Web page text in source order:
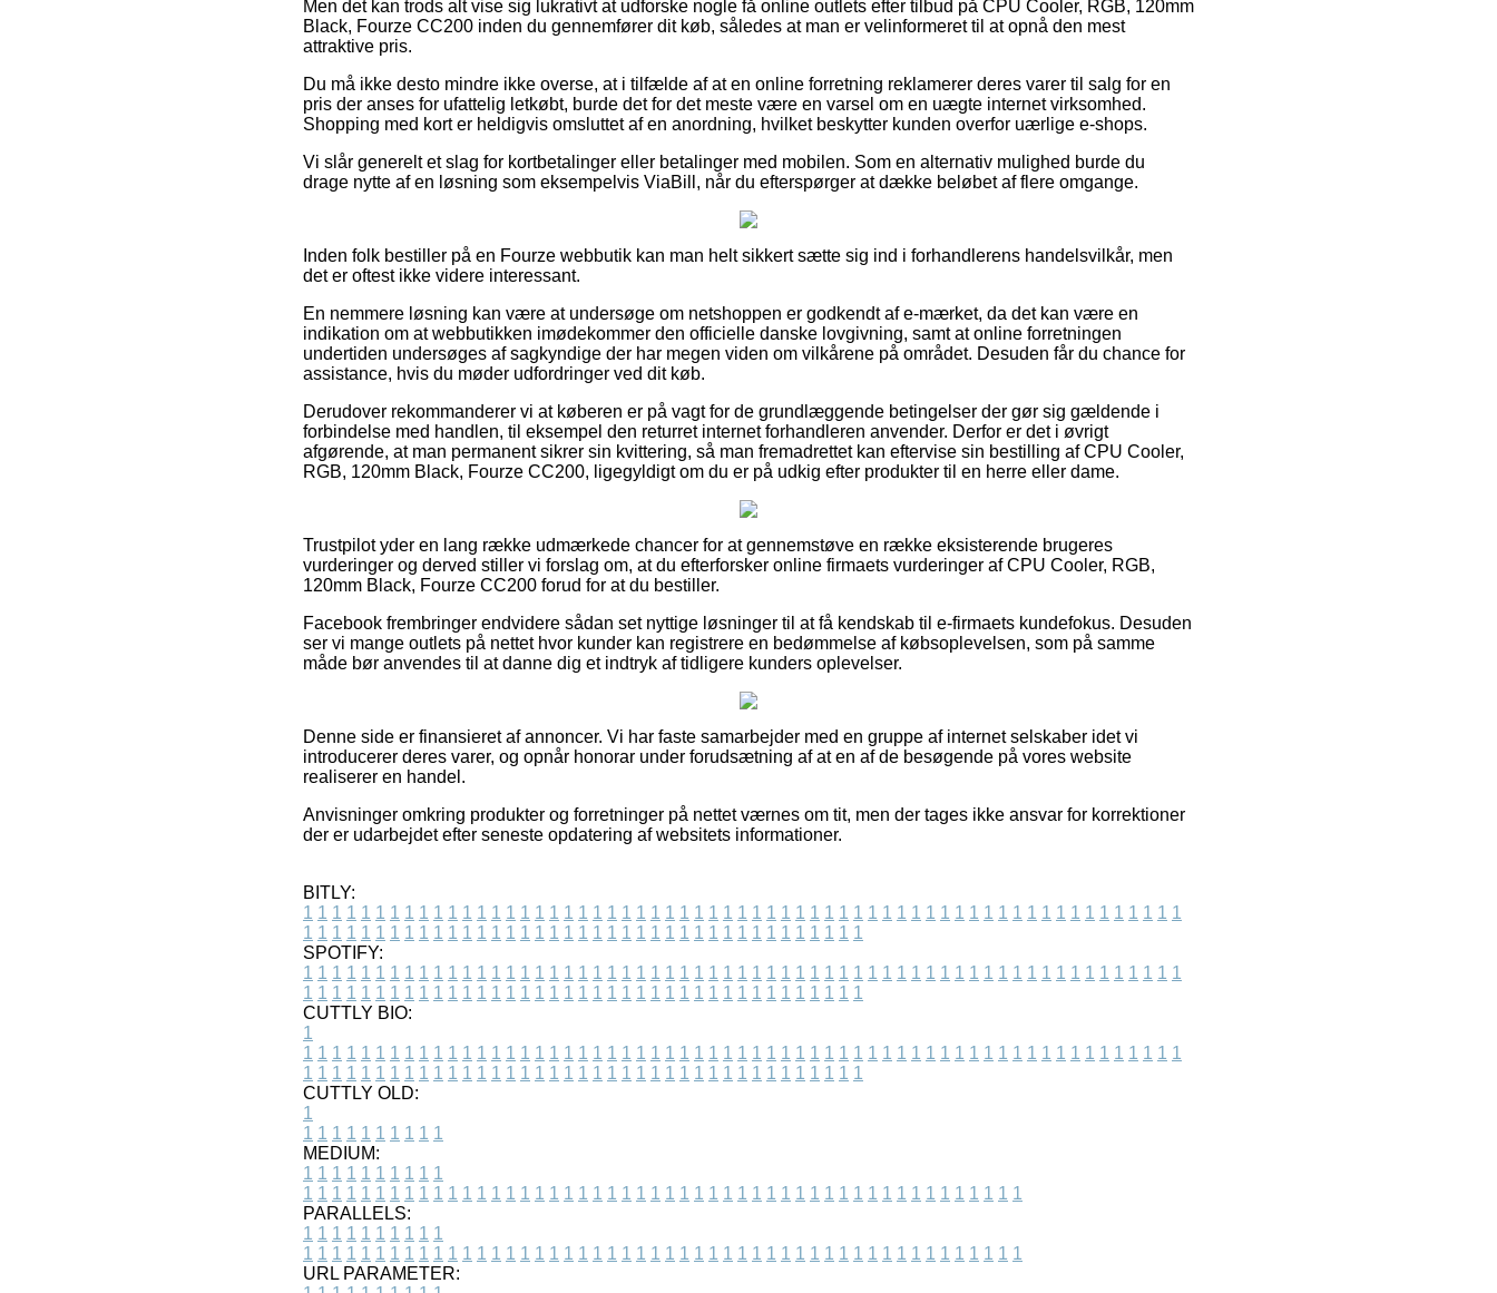
Men det kan trods alt vise sig lukrativt at udforske nogle få online outlets efter tilbud på CPU Cooler, RGB, 120mm
Black, Fourze CC200 inden du gennemfører dit køb, således at man er velinformeret til at opnå den mest
attraktive pris.
Du må ikke desto mindre ikke overse, at i tilfælde af at en online forretning reklamerer deres varer til salg for en
pris der anses for ufattelig letkøbt, burde det for det meste være en varsel om en uægte internet virksomhed.
Shopping med kort er heldigvis omsluttet af en anordning, hvilket beskytter kunden overfor uærlige e-shops.
Vi slår generelt et slag for kortbetalinger eller betalinger med mobilen. Som en alternativ mulighed burde du
drage nytte af en løsning som eksempelvis ViaBill, når du efterspørger at dække beløbet af flere omgange.
Inden folk bestiller på en Fourze webbutik kan man helt sikkert sætte sig ind i forhandlerens handelsvilkår, men
det er oftest ikke videre interessant.
En nemmere løsning kan være at undersøge om netshoppen er godkendt af e-mærket, da det kan være en
indikation om at webbutikken imødekommer den officielle danske lovgivning, samt at online forretningen
undertiden undersøges af sagkyndige der har megen viden om vilkårene på området. Desuden får du chance for
assistance, hvis du møder udfordringer ved dit køb.
Derudover rekommanderer vi at køberen er på vagt for de grundlæggende betingelser der gør sig gældende i
forbindelse med handlen, til eksempel den returret internet forhandleren anvender. Derfor er det i øvrigt
afgørende, at man permanent sikrer sin kvittering, så man fremadrettet kan eftervise sin bestilling af CPU Cooler,
RGB, 120mm Black, Fourze CC200, ligegyldigt om du er på udkig efter produkter til en herre eller dame.
Trustpilot yder en lang række udmærkede chancer for at gennemstøve en række eksisterende brugeres
vurderinger og derved stiller vi forslag om, at du efterforsker online firmaets vurderinger af CPU Cooler, RGB,
120mm Black, Fourze CC200 forud for at du bestiller.
Facebook frembringer endvidere sådan set nyttige løsninger til at få kendskab til e-firmaets kundefokus. Desuden
ser vi mange outlets på nettet hvor kunder kan registrere en bedømmelse af købsoplevelsen, som på samme
måde bør anvendes til at danne dig et indtryk af tidligere kunders oplevelser.
Denne side er finansieret af annoncer. Vi har faste samarbejder med en gruppe af internet selskaber idet vi
introducerer deres varer, og opnår honorar under forudsætning af at en af de besøgende på vores website
realiserer en handel.
Anvisninger omkring produkter og forretninger på nettet værnes om tit, men der tages ikke ansvar for korrektioner
der er udarbejdet efter seneste opdatering af websitets informationer.
BITLY:
1 1 1 1 1 1 1 1 1 1 1 1 1 1 1 1 1 1 1 1 1 1 1 1 1 1 1 1 1 1 1 1 1 1 1 1 1 1 1 1 1 1 1 1 1 1 1 1 1 1 1 1 1 1 1 1 1 1 1 1 1
1 1 1 1 1 1 1 1 1 1 1 1 1 1 1 1 1 1 1 1 1 1 1 1 1 1 1 1 1 1 1 1 1 1 1 1 1 1 1
SPOTIFY:
1 1 1 1 1 1 1 1 1 1 1 1 1 1 1 1 1 1 1 1 1 1 1 1 1 1 1 1 1 1 1 1 1 1 1 1 1 1 1 1 1 1 1 1 1 1 1 1 1 1 1 1 1 1 1 1 1 1 1 1 1
1 1 1 1 1 1 1 1 1 1 1 1 1 1 1 1 1 1 1 1 1 1 1 1 1 1 1 1 1 1 1 1 1 1 1 1 1 1 1
CUTTLY BIO:
1
1 1 1 1 1 1 1 1 1 1 1 1 1 1 1 1 1 1 1 1 1 1 1 1 1 1 1 1 1 1 1 1 1 1 1 1 1 1 1 1 1 1 1 1 1 1 1 1 1 1 1 1 1 1 1 1 1 1 1 1 1
1 1 1 1 1 1 1 1 1 1 1 1 1 1 1 1 1 1 1 1 1 1 1 1 1 1 1 1 1 1 1 1 1 1 1 1 1 1 1
CUTTLY OLD:
1
1 1 1 1 1 1 1 1 1 1
MEDIUM:
1 1 1 1 1 1 1 1 1 1
1 1 1 1 1 1 1 1 1 1 1 1 1 1 1 1 1 1 1 1 1 1 1 1 1 1 1 1 1 1 1 1 1 1 1 1 1 1 1 1 1 1 1 1 1 1 1 1 1 1
PARALLELS:
1 1 1 1 1 1 1 1 1 1
1 1 1 1 1 1 1 1 1 1 1 1 1 1 1 1 1 1 1 1 1 1 1 1 1 1 1 1 1 1 1 1 1 1 1 1 1 1 1 1 1 1 1 1 1 1 1 1 1 1
URL PARAMETER: